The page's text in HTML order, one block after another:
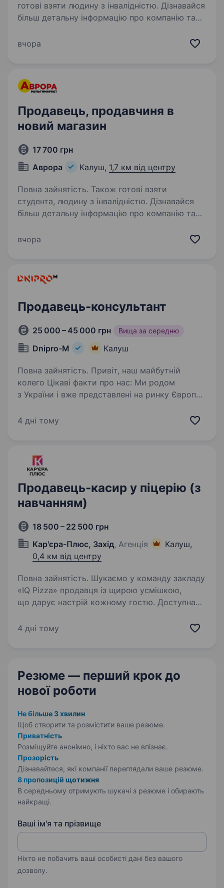
готові взяти людину з інвалідністю. Дізнавайся
більш детальну інформацію про компанію та
robota.avrora.ua
працювати…
вчора
Продавець, продавчиня в
новий магазин
17 700 грн
Аврора
Калуш, 1,7 км від центру
Повна зайнятість. Також готові взяти
студента, людину з інвалідністю. Дізнавайся
більш детальну інформацію про компанію та
robota.avrora.ua https://t.me/Avrora_HC_bot
вчора
Продавець-консультант
25 000 – 45 000 грн Вища за середню
Dnipro-M Калуш
Повна зайнятість. Привіт, наш майбутній
колего Цікаві факти про нас: Ми родом
з України і вже представлені на ринку Європи,
та Іспанії; Мережа фірмових салонів 600+
4 дні тому
Продавець-касир у піцерію (з
навчанням)
18 500 – 22 500 грн
Кар'єра-Плюс, Захід, Агенція
Калуш,
0,4 км від центру
Повна зайнятість. Шукаємо у команду закладу
«IQ Pizza» продавця із щирою усмішкою,
що дарує настрій кожному гостю. Доступна
з тебе. Обов’язки: Приймати замовлення
4 дні тому
Резюме — перший крок до
нової роботи
Не більше 3 хвилин
Щоб створити та розмістити ваше резюме.
Приватність
Розміщуйте анонімно, і ніхто вас не впізнає.
Прозорість
Дізнавайтеся, які компанії переглядали ваше резюме.
8 пропозицій щотижня
В середньому отримують шукачі з резюме і обирають
найкращі.
Ваші ім'я та прізвище
Ніхто не побачить ваші особисті дані без вашого
дозволу.